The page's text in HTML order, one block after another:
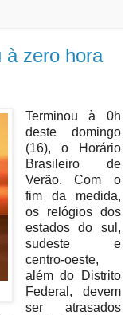
à zero hora
Terminou à 0h
deste domingo
(16), o Horário
Brasileiro de
Verão. Com o
fim da medida,
os relógios dos
estados do sul,
sudeste e
centro-oeste,
além do Distrito
Federal, devem
ser atrasados